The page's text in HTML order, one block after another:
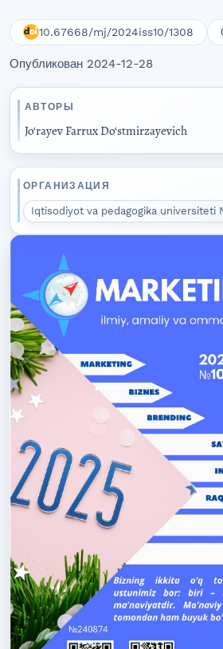
10.67668/mj/2024iss10/1308
Опубликован 2024-12-28
АВТОРЫ
Jo‘rayev Farrux Do‘stmirzayevich
ОРГАНИЗАЦИЯ
Iqtisodiyot va pedagogika universiteti